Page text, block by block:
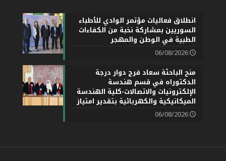
انطلاق فعاليات مؤتمر الوادي للأطباء
السوريين بمشاركة نخبة من الكفاءات
الطبية في الوطن والمهجر
06/08/2026
منح الباحثة سعاد فرج دوار درجة
الدكتوراه في قسم هندسة
الإلكترونيات والاتصالات-كلية الهندسة
الميكانيكية والكهربائية بتقدير امتياز
06/08/2026